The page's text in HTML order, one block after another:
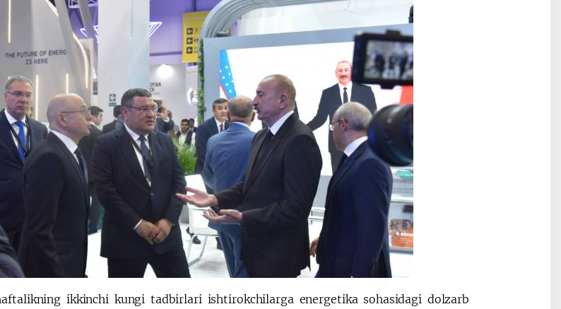
ikkinchi kungi tadbirlari ishtirokchilarga energetika sohasidagi dolzarb